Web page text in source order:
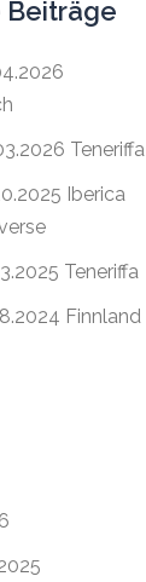
Beiträge
Teneriffa
Iberica
Teneriffa
Finnland